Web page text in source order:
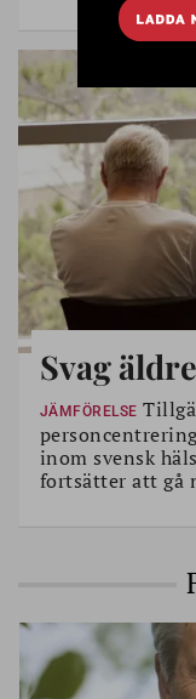
Svag
JÄMFÖRELSE
inom svensk
fortsätter att gå